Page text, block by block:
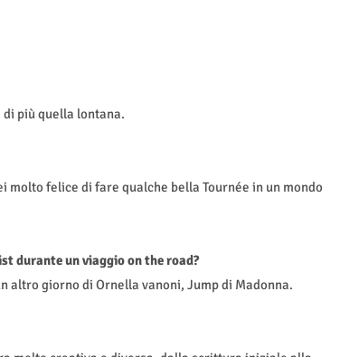
più quella lontana.
molto felice di fare qualche bella Tournée in un mondo
durante un viaggio on the road?
altro giorno di Ornella vanoni, Jump di Madonna.